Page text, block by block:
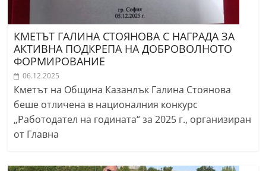
КМЕТЪТ ГАЛИНА СТОЯНОВА С НАГРАДА ЗА
АКТИВНА ПОДКРЕПА НА ДОБРОВОЛНОТО
ФОРМИРОВАНИЕ
06.12.2025
Кметът на Община Казанлък Галина Стоянова
беше отличена в националния конкурс
„Работодател на годината“ за 2025 г., организиран
от Главна